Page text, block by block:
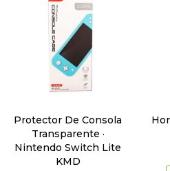
Protector De Consola
Transparente ·
Nintendo Switch Lite
KMD